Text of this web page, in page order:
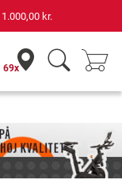
1.000,00 kr.
69x